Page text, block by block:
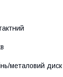
металовий диск